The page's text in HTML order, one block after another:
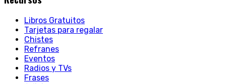
Libros Gratuitos
Tarjetas para regalar
Chistes
Refranes
Eventos
Radios y TVs
Frases